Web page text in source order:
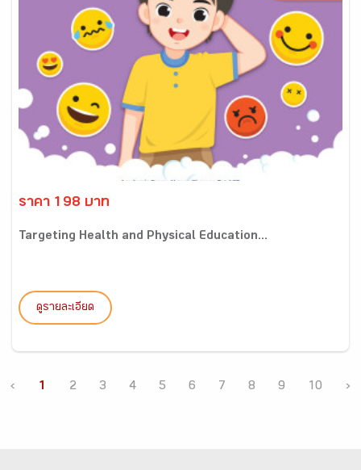
ราคา 198 บาท
Targeting Health and Physical Education...
ดูรายละเอียด
‹ 1 2 3 4 5 6 7 8 9 10 ›